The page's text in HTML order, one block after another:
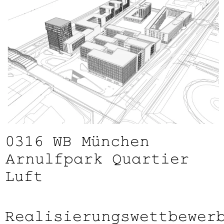
0316 WB München
Arnulfpark Quartier
Luft